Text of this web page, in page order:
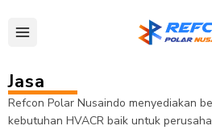
Jasa
Refcon Polar Nusaindo menyediakan
kebutuhan HVACR baik untuk